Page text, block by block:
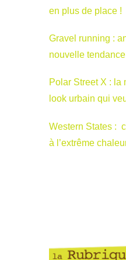
en plus de place !
Gravel running :
nouvelle tendance
Polar Street X : la
look urbain qui
Western States :
à l’extrême